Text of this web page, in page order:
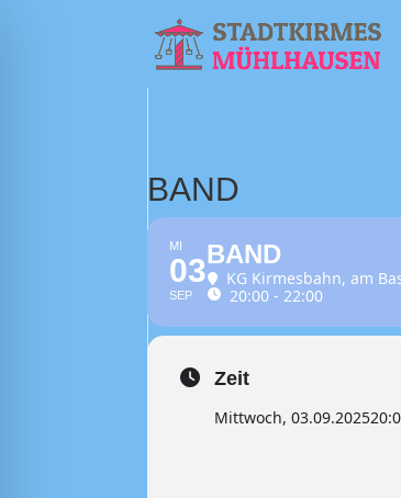
BAND
MI
03
SEP
BAND
KG Kirmesbahn, am
20:00 - 22:00
Zeit
Mittwoch, 03.09.2025